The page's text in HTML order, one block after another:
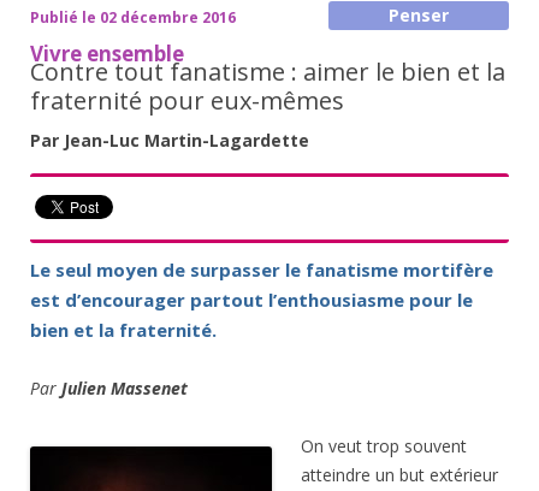
Publié le 02 décembre 2016 Penser
Vivre ensemble
Contre tout fanatisme : aimer le bien et la
fraternité pour eux-mêmes
Par Jean-Luc Martin-Lagardette
Le seul moyen de surpasser le fanatisme mortifère
est d’encourager partout l’enthousiasme pour le
bien et la fraternité.
Par Julien Massenet
On veut trop souvent
atteindre un but extérieur